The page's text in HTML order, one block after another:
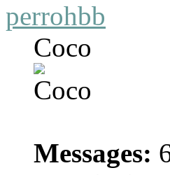
perrohbb
Coco
Messages: